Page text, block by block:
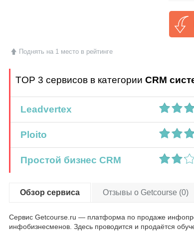
Поднять на 1 место в рейтинге
TOP 3 сервисов в категории CRM
Leadvertex
Ploito
Простой бизнес CRM
Обзор сервиса Отзывы о Getcourse (0)
Сервис Getcourse.ru — платформа по продаже
инфобизнесменов. Здесь проводится и продаётся